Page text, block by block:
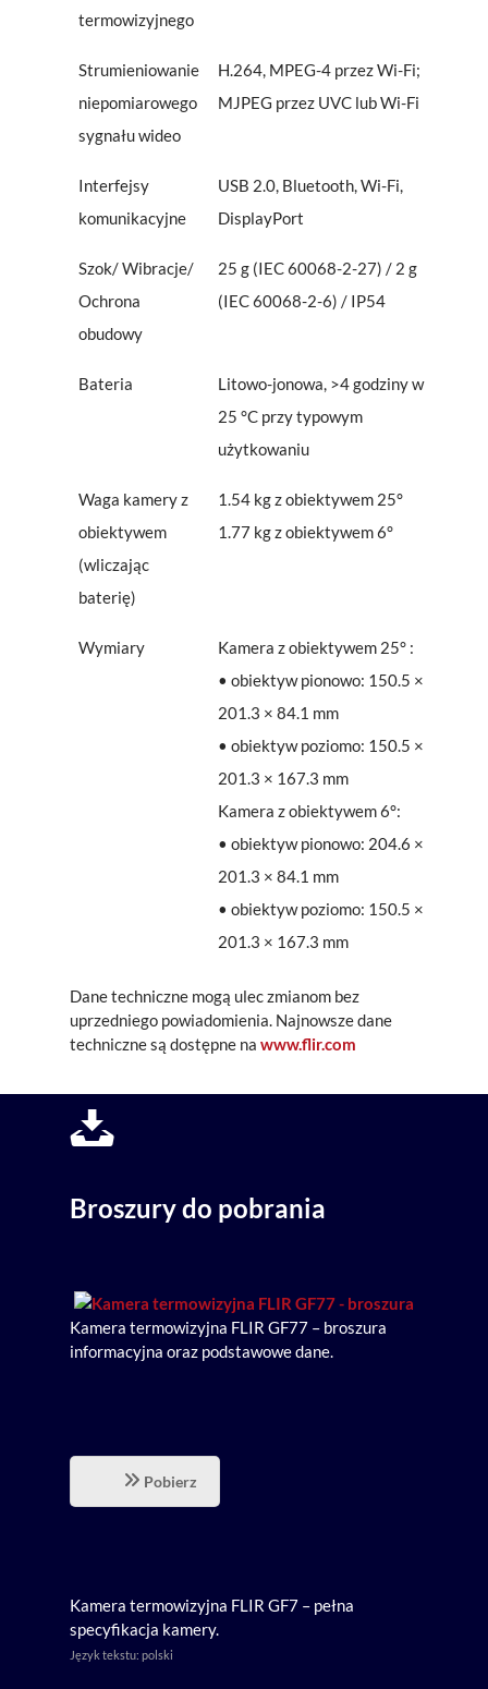
termowizyjnego
Strumieniowanie
niepomiarowego
sygnału wideo
H.264, MPEG-4 przez Wi-Fi;
MJPEG przez UVC lub Wi-Fi
Interfejsy
komunikacyjne
USB 2.0, Bluetooth, Wi-Fi,
DisplayPort
Szok/ Wibracje/
Ochrona
obudowy
25 g (IEC 60068-2-27) / 2 g
(IEC 60068-2-6) / IP54
Bateria
Litowo-jonowa, >4 godziny w
25 °C przy typowym
użytkowaniu
Waga kamery z
obiektywem
(wliczając
baterię)
1.54 kg z obiektywem 25°
1.77 kg z obiektywem 6°
Wymiary
Kamera z obiektywem 25° :
• obiektyw pionowo: 150.5 ×
201.3 × 84.1 mm
• obiektyw poziomo: 150.5 ×
201.3 × 167.3 mm
Kamera z obiektywem 6°:
• obiektyw pionowo: 204.6 ×
201.3 × 84.1 mm
• obiektyw poziomo: 150.5 ×
201.3 × 167.3 mm
Dane techniczne mogą ulec zmianom bez
uprzedniego powiadomienia. Najnowsze dane
techniczne są dostępne na www.flir.com
Broszury do pobrania
Kamera termowizyjna FLIR GF77 – broszura
informacyjna oraz podstawowe dane.
Pobierz
Kamera termowizyjna FLIR GF7 – pełna
specyfikacja kamery.
Język tekstu: polski